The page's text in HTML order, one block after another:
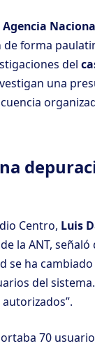
Agencia
de forma
del
una
Centro, Luis
la ANT,
se ha
del
70